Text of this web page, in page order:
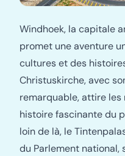
Windhoek, la capitale
promet une aventure
cultures et des
Christuskirche, avec
remarquable, attire
histoire fascinante du
loin de là, le
du Parlement